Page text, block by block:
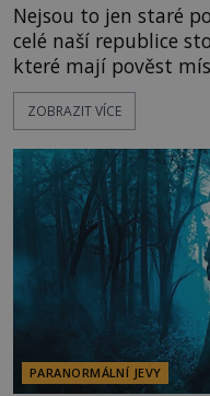
Nejsou to jen staré
celé naší republice
které mají pověst
ozývají
jevy. Zatímco historici většinou hledají racionální
lokality vykazují
celé generace. A
ZOBRAZIT VÍCE
PARANORMÁLNÍ JEVY